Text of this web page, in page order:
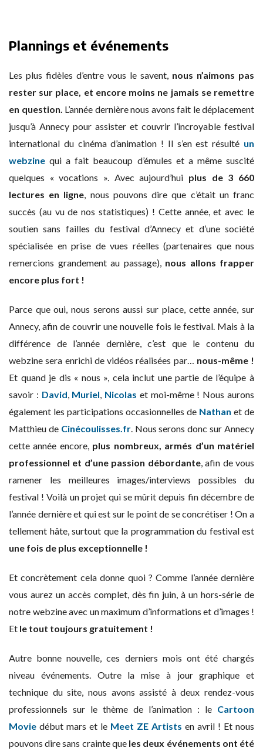
Plannings et événements
Les plus fidèles d’entre vous le savent, nous n’aimons pas
rester sur place, et encore moins ne jamais se remettre
en question. L’année dernière nous avons fait le déplacement
jusqu’à Annecy pour assister et couvrir l’incroyable festival
international du cinéma d’animation ! Il s’en est résulté un
webzine qui a fait beaucoup d’émules et a même suscité
quelques « vocations ». Avec aujourd’hui plus de 3 660
lectures en ligne, nous pouvons dire que c’était un franc
succès (au vu de nos statistiques) ! Cette année, et avec le
soutien sans failles du festival d’Annecy et d’une société
spécialisée en prise de vues réelles (partenaires que nous
remercions grandement au passage),nous allons frapper
encore plus fort !
Parce que oui, nous serons aussi sur place, cette année, sur
Annecy, afin de couvrir une nouvelle fois le festival. Mais à la
différence de l’année dernière, c’est que le contenu du
webzine sera enrichi de vidéos réalisées par… nous-même !
Et quand je dis « nous », cela inclut une partie de l’équipe à
savoir : David, Muriel, Nicolas et moi-même ! Nous aurons
également les participations occasionnelles de Nathan et de
Matthieu de Cinécoulisses.fr. Nous serons donc sur Annecy
cette année encore, plus nombreux, armés d’un matériel
professionnel et d’une passion débordante, afin de vous
ramener les meilleures images/interviews possibles du
festival ! Voilà un projet qui se mûrit depuis fin décembre de
l’année dernière et qui est sur le point de se concrétiser ! On a
tellement hâte, surtout que la programmation du festival est
une fois de plus exceptionnelle !
Et concrètement cela donne quoi ? Comme l’année dernière
vous aurez un accès complet, dès fin juin, à un hors-série de
notre webzine avec un maximum d’informations et d’images !
Et le tout toujours gratuitement !
Autre bonne nouvelle, ces derniers mois ont été chargés
niveau événements. Outre la mise à jour graphique et
technique du site, nous avons assisté à deux rendez-vous
professionnels sur le thème de l’animation : le Cartoon
Movie début mars et le Meet ZE Artists en avril ! Et nous
pouvons dire sans crainte que les deux événements ont été